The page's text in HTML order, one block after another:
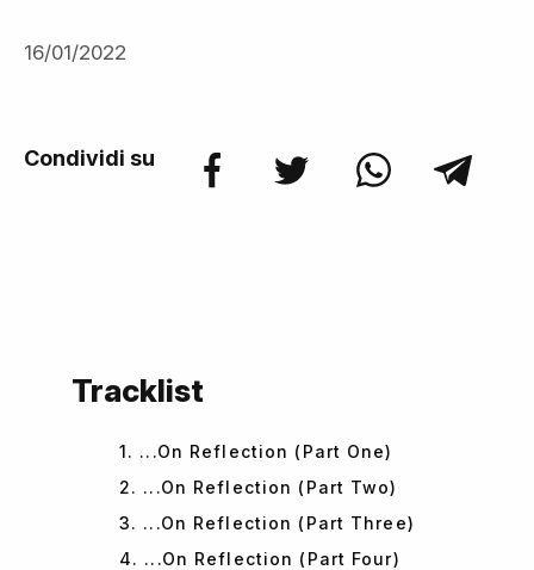
16/01/2022
Condividi su
Tracklist
1. ...On Reflection (Part One)
2. ...On Reflection (Part Two)
3. ...On Reflection (Part Three)
4. ...On Reflection (Part Four)